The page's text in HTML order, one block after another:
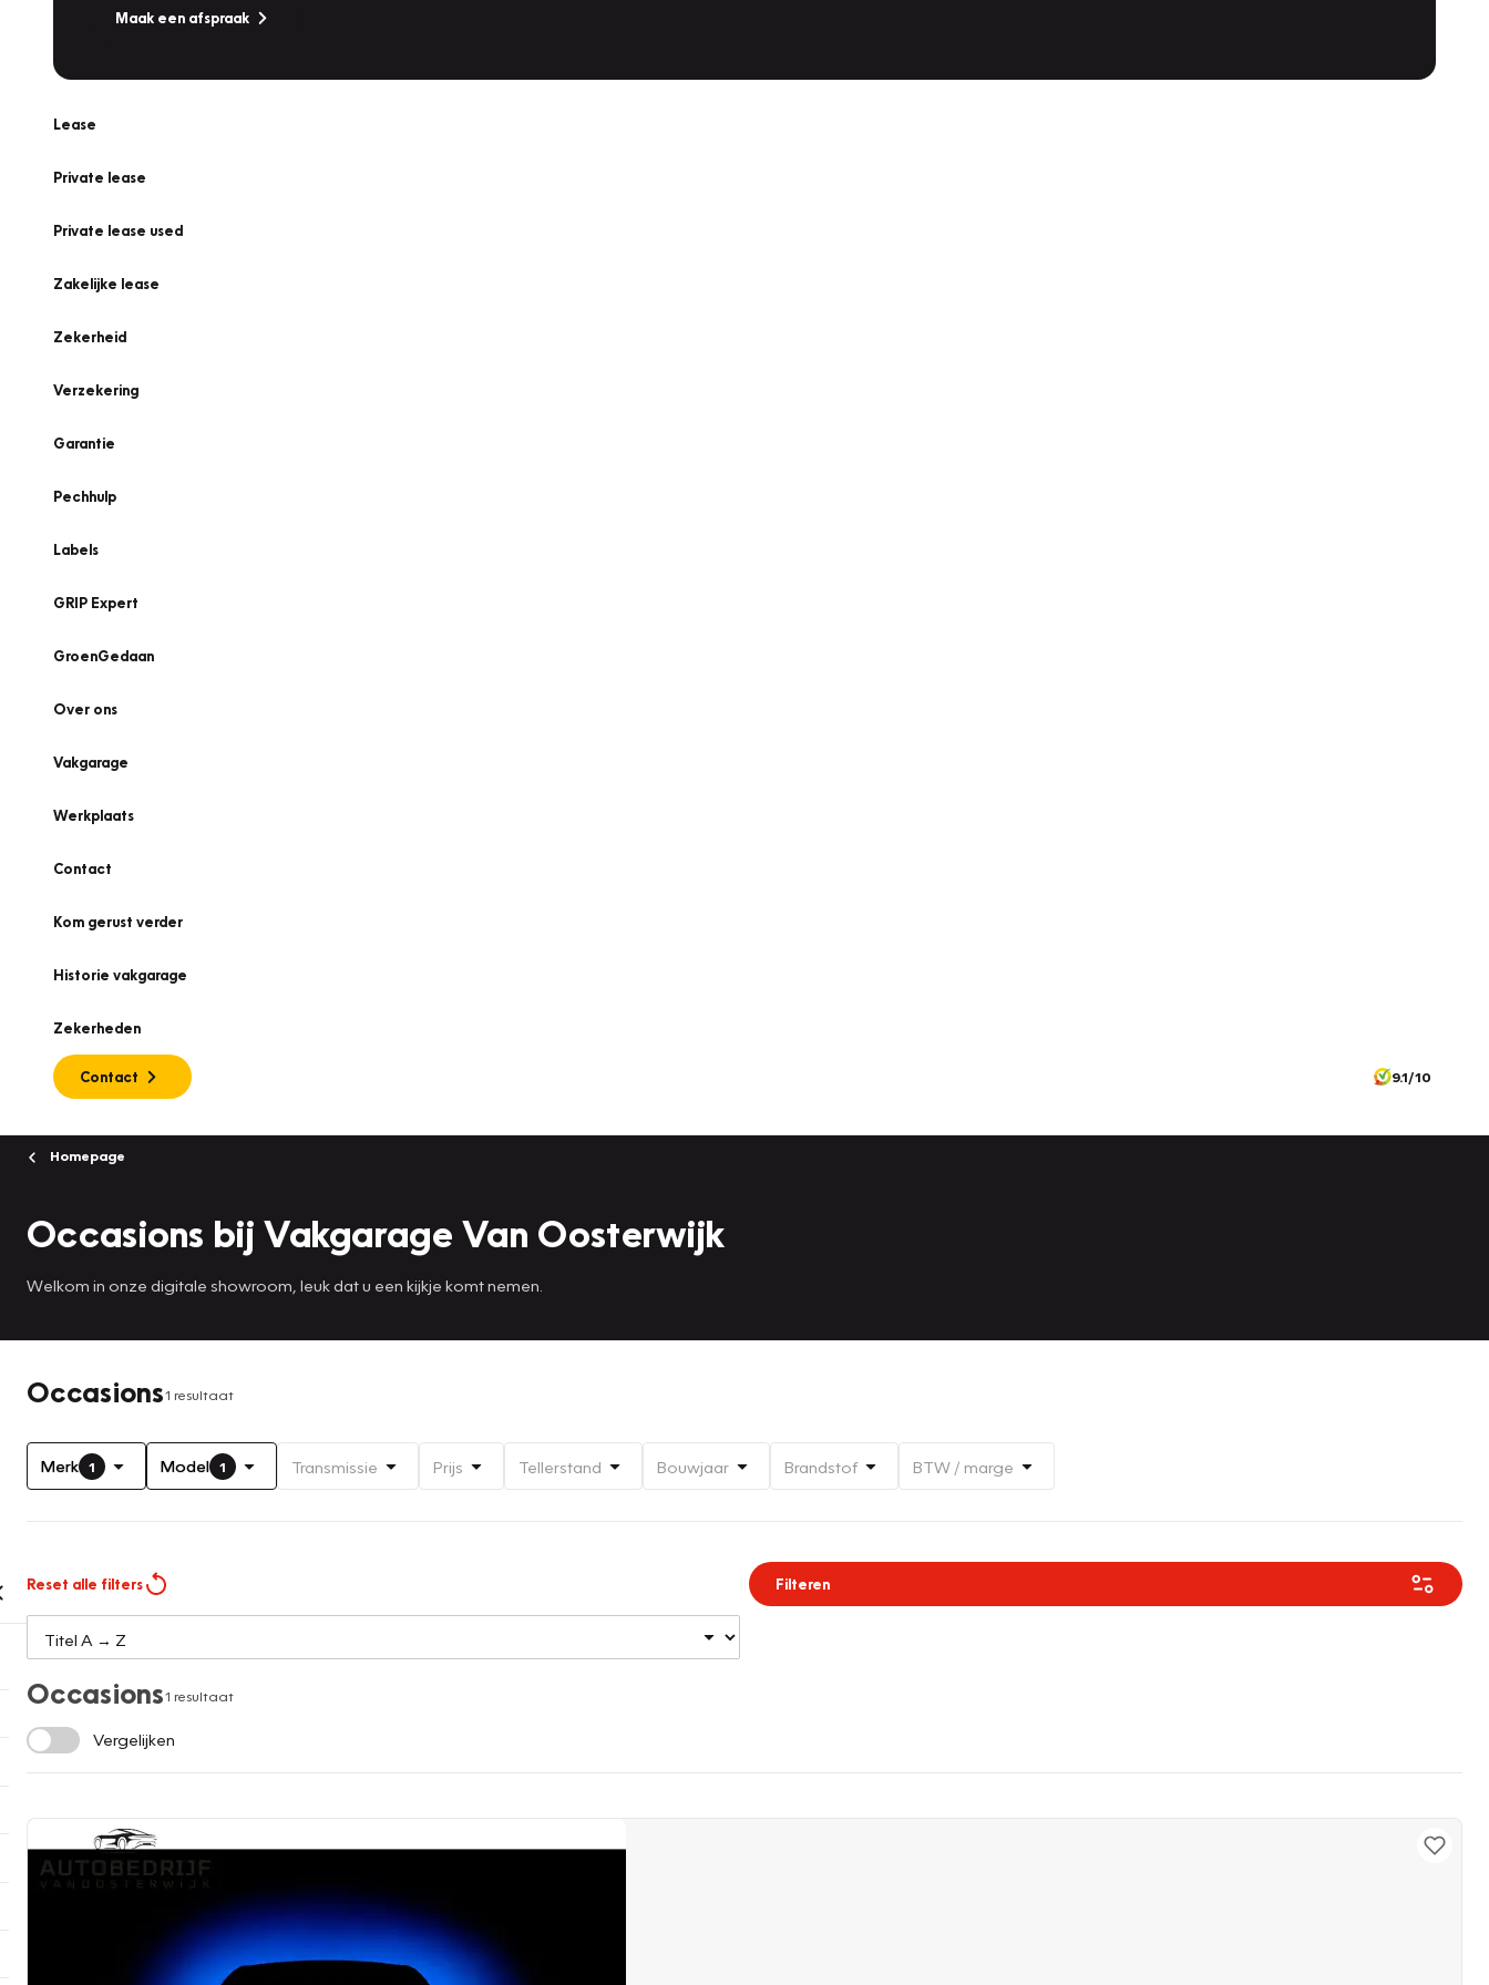
Maak een afspraak
Lease
Private lease
Private lease used
Zakelijke lease
Zekerheid
Verzekering
Garantie
Pechhulp
Labels
GRIP Expert
GroenGedaan
Over ons
Vakgarage
Werkplaats
Contact
Kom gerust verder
Historie vakgarage
Zekerheden
Contact 9.1/10
Homepage
Occasions bij Vakgarage Van Oosterwijk
Welkom in onze digitale showroom, leuk dat u een kijkje komt nemen.
Occasions1 resultaat
Merk 1 Model 1 Transmissie Prijs Tellerstand Bouwjaar Brandstof BTW / marge
Reset alle filters Filteren
Occasions1 resultaat
Vergelijken